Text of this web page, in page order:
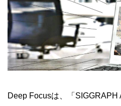
Deep Focusは、「